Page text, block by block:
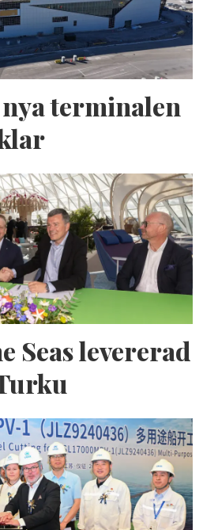
terminalen
Seas levererad